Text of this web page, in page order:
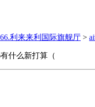
利来来利国际旗舰厅 >
什么新打算（